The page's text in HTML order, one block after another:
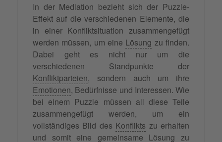
In der Mediation bezieht sich der Puzzle-
Effekt auf die verschiedenen Elemente, die
in einer Konfliktsituation zusammengefügt
werden müssen, um eine Lösung zu finden.
Dabei geht es nicht nur um die
verschiedenen Standpunkte der
Konfliktparteien, sondern auch um ihre
Emotionen, Bedürfnisse und Interessen. Wie
bei einem Puzzle müssen all diese Teile
zusammengefügt werden, um ein
vollständiges Bild des Konflikts zu erhalten
und somit eine gemeinsame Lösung zu